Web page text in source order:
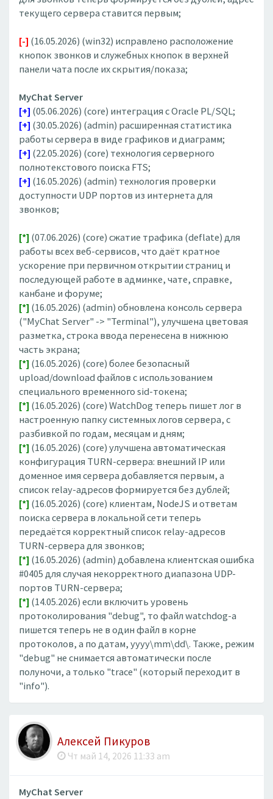
текущего сервера ставится первым;
[-] (16.05.2026) (win32) исправлено расположение
кнопок звонков и служебных кнопок в верхней
панели чата после их скрытия/показа;
MyChat Server
[+] (05.06.2026) (core) интеграция с Oracle PL/SQL;
[+] (30.05.2026) (admin) расширенная статистика
работы сервера в виде графиков и диаграмм;
[+] (22.05.2026) (core) технология серверного
полнотекстового поиска FTS;
[+] (16.05.2026) (admin) технология проверки
доступности UDP портов из интернета для
звонков;
[*] (07.06.2026) (core) сжатие трафика (deflate) для
работы всех веб-сервисов, что даёт кратное
ускорение при первичном открытии страниц и
последующей работе в админке, чате, справке,
канбане и форуме;
[*] (16.05.2026) (admin) обновлена консоль сервера
("MyChat Server" -> "Terminal"), улучшена цветовая
разметка, строка ввода перенесена в нижнюю
часть экрана;
[*] (16.05.2026) (core) более безопасный
upload/download файлов с использованием
специального временного sid-токена;
[*] (16.05.2026) (core) WatchDog теперь пишет лог в
настроенную папку системных логов сервера, с
разбивкой по годам, месяцам и дням;
[*] (16.05.2026) (core) улучшена автоматическая
конфигурация TURN-сервера: внешний IP или
доменное имя сервера добавляется первым, а
список relay-адресов формируется без дублей;
[*] (16.05.2026) (core) клиентам, NodeJS и ответам
поиска сервера в локальной сети теперь
передаётся корректный список relay-адресов
TURN-сервера для звонков;
[*] (16.05.2026) (admin) добавлена клиентская ошибка
#0405 для случая некорректного диапазона UDP-
портов TURN-сервера;
[*] (14.05.2026) если включить уровень
протоколирования "debug", то файл watchdog-а
пишется теперь не в один файл в корне
протоколов, а по датам, yyyy\mm\dd\. Также, режим
"debug" не снимается автоматически после
полуночи, а только "trace" (который переходит в
"info").
Алексей Пикуров
Чт май 14, 2026 11:33 am
MyChat Server